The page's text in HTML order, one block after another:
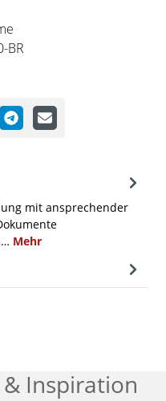
BR
mit ansprechender
Mehr
Inspiration